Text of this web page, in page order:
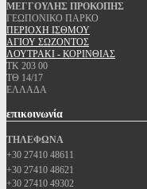
ΜΕΓΓΟΥΛΗΣ ΠΡΟΚΟΠΗΣ
ΓΕΩΠΟΝΙΚΟ ΠΑΡΚΟ
ΠΕΡΙΟΧΗ ΙΣΘΜΟΥ
ΑΓΙΟΥ ΣΩΖΟΝΤΟΣ
ΛΟΥΤΡΑΚΙ - ΚΟΡΙΝΘΙΑΣ
ΤΚ 203 00
ΤΘ 14/17
ΕΛΛΑΔΑ
επικοινωνία
ΤΗΛΕΦΩΝΑ
+30 27410 48611
+30 27410 48621
+30 27410 49302